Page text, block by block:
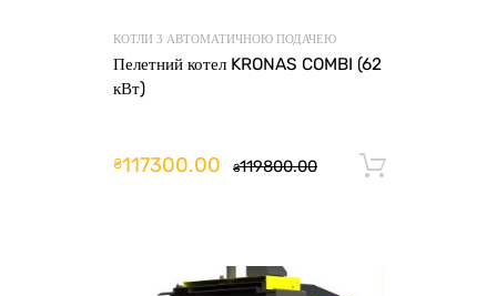
КОТЛИ З АВТОМАТИЧНОЮ ПОДАЧЕЮ
Пелетний котел KRONAS COMBI (62
кВт)
₴119800.00
₴117300.00